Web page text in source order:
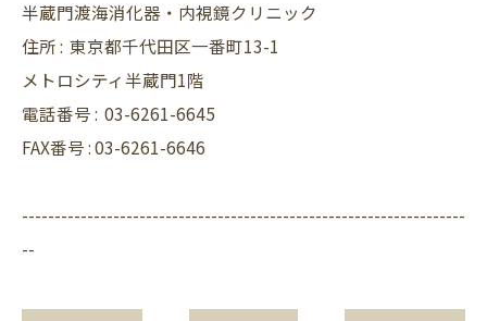
半蔵門渡海消化器・内視鏡クリニック
住所 : 東京都千代田区一番町13-1
メトロシティ半蔵門1階
電話番号 : 03-6261-6645
FAX番号 : 03-6261-6646
--------------------------------------------------------------------
--